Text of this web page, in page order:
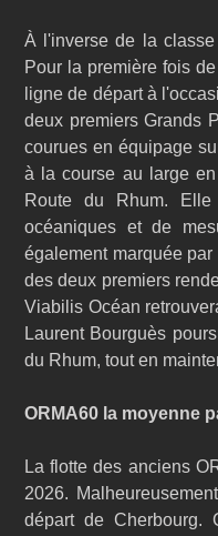
À l'inverse de la
Pour la première fois
ligne de départ à
deux premiers Grands
courues en équipage
à la course au large
Route du Rhum.
océaniques et de
également marquée
des deux premiers
Viabilis Océan
Laurent Bourguès
du Rhum, tout en
ORMA60 la moyenne
La flotte des anciens
2026.
départ de Cherbourg.